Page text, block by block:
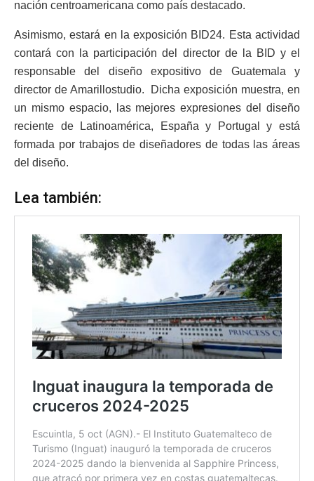
nación centroamericana como país destacado.
Asimismo, estará en la exposición BID24. Esta actividad
contará con la participación del director de la BID y el
responsable del diseño expositivo de Guatemala y
director de Amarillostudio. Dicha exposición muestra, en
un mismo espacio, las mejores expresiones del diseño
reciente de Latinoamérica, España y Portugal y está
formada por trabajos de diseñadores de todas las áreas
del diseño.
Lea también: